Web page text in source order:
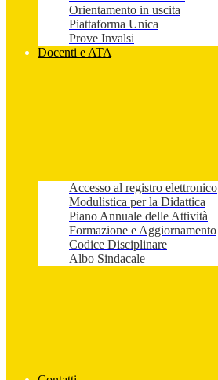
Orientamento in uscita
Piattaforma Unica
Prove Invalsi
Docenti e ATA
Accesso al registro elettronico
Modulistica per la Didattica
Piano Annuale delle Attività
Formazione e Aggiornamento
Codice Disciplinare
Albo Sindacale